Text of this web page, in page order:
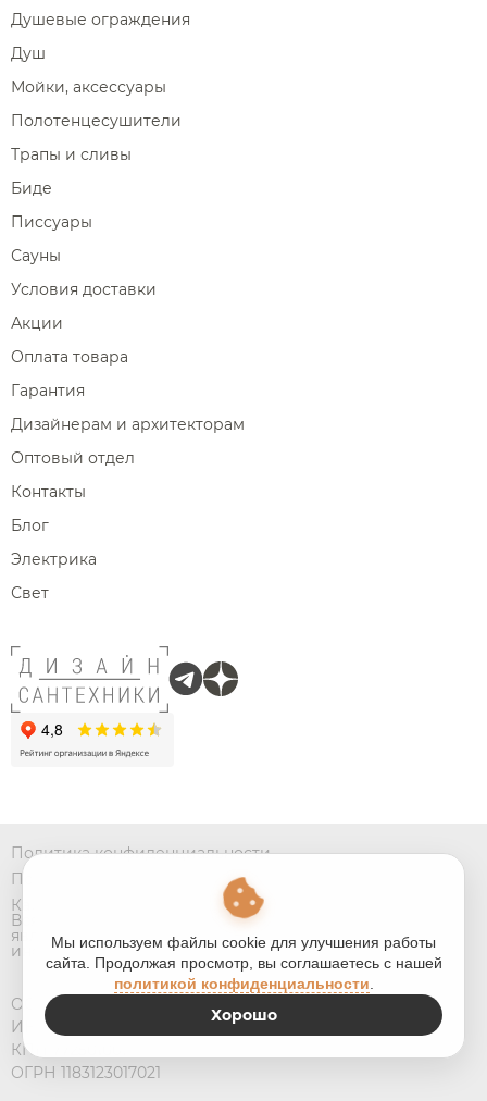
Душевые ограждения
Душ
Мойки, аксессуары
Полотенцесушители
Трапы и сливы
Биде
Писсуары
Сауны
Условия доставки
Акции
Оплата товара
Гарантия
Дизайнерам и архитекторам
Оптовый отдел
Контакты
Блог
Электрика
Свет
Политика конфиденциальности
Пользовательское соглашение
Карта сайта
Вся представленная на данном сайте информация не
является публичной офертой, носит исключительно
информационный характер
ООО «Дизайн Молл»
ИНН 3128134123
КПП 772501001
ОГРН 1183123017021
Мы используем файлы cookie для улучшения работы
сайта. Продолжая просмотр, вы соглашаетесь с нашей
политикой конфиденциальности
Хорошо